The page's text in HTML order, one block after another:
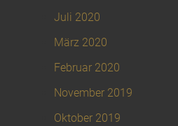
Juli 2020
März 2020
Februar 2020
November 2019
Oktober 2019